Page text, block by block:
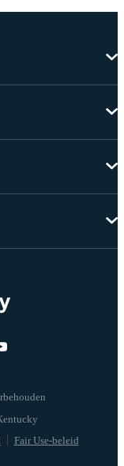
Fair Use-beleid